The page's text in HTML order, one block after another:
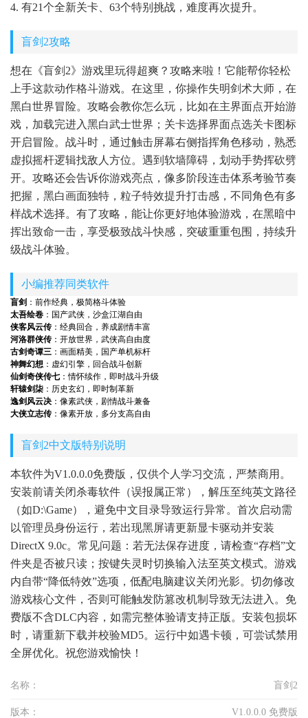
4. 有21个全新关卡、63个特别挑战，难度再次提升。
盲剑2攻略
想在《盲剑2》游戏里玩得超爽？攻略来啦！它能帮你轻松
上手这款动作格斗游戏。在这里，你操作失明剑术大师，在
黑白世界冒险。攻略会教你怎么玩，比如在主界面点开始游
戏，加载完进入黑白武士世界；关卡选择界面点选关卡图标
开启冒险。战斗时，通过触击屏幕右侧指挥角色移动，熟悉
虚拟摇杆逻辑找敌人方位。遇到软墙障碍，划动手势挥砍劈
开。攻略还会告诉你游戏亮点，像多阶段连击体系考验节奏
把握，黑白画面独特，粒子特效提升打击感，不同角色有多
样战术选择。有了攻略，能让你更好地体验游戏，在黑暗中
挥出致命一击，享受极致战斗快感，突破重重包围，持续升
级战斗体验。
小编推荐同类软件
盲剑 ：前作经典，极简格斗体验
太吾绘卷 ：国产武侠，沙盒江湖自由
侠客风云传 ：经典回合，养成剧情丰富
河洛群侠传 ：开放世界，武侠高自由度
古剑奇谭三 ：画面精美，国产单机标杆
神舞幻想 ：虚幻引擎，回合战斗创新
仙剑奇侠传七：情怀续作，即时战斗升级
轩辕剑柒 ：历史玄幻，即时制革新
逸剑风云决 ：像素武侠，剧情战斗兼备
大侠立志传 ：像素开放，多分支高自由
盲剑2中文版特别说明
本软件为V1.0.0.0免费版，仅供个人学习交流，严禁商用。
安装前请关闭杀毒软件（误报属正常），解压至纯英文路径
（如D:\Game），避免中文目录导致运行异常。首次启动需
以管理员身份运行，若出现黑屏请更新显卡驱动并安装
DirectX 9.0c。常见问题：若无法保存进度，请检查“存档”文
件夹是否被只读；按键失灵时切换输入法至英文模式。游戏
内自带“降低特效”选项，低配电脑建议关闭光影。切勿修改
游戏核心文件，否则可能触发防篡改机制导致无法进入。免
费版不含DLC内容，如需完整体验请支持正版。安装包损坏
时，请重新下载并校验MD5。运行中如遇卡顿，可尝试禁用
全屏优化。祝您游戏愉快！
名称： 盲剑2
版本： V1.0.0.0 免费版